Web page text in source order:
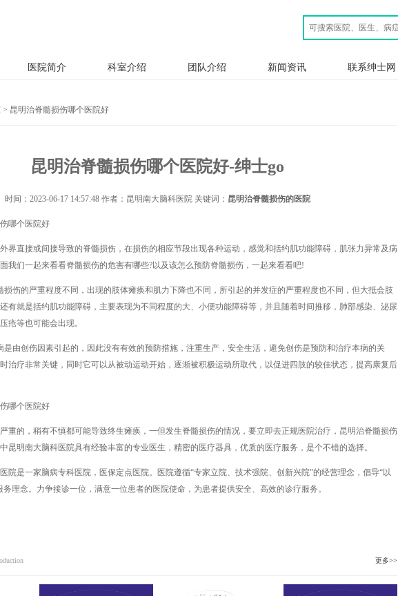
医院简介 科室介绍 团队介绍 新闻资讯 联系绅士网
> 昆明治脊髓损伤哪个医院好
昆明治脊髓损伤哪个医院好-绅士go
时间： 2023-06-17 14:57:48作者：昆明南大脑科医院 关键词： 昆明治脊髓损伤的医院
哪个医院好
直接或间接导致的脊髓损伤，在损伤的相应节段出现各种运动，感觉和括约肌功能障碍，肌张力异常及病
我们一起来看看脊髓损伤的危害有哪些?以及该怎么预防脊髓损伤，一起来看看吧!
的严重程度不同，出现的肢体瘫痪和肌力下降也不同，所引起的并发症的严重程度也不同，但大抵会肢
有就是括约肌功能障碍，主要表现为不同程度的大、小便功能障碍等，并且随着时间推移，肺部感染、泌尿
疮等也可能会出现。
创伤因素引起的，因此没有有效的预防措施，注重生产，安全生活，避免创伤是预防和治疗本病的关
治疗非常关键，同时它可以从被动运动开始，逐渐被积极运动所取代，以促进四肢的较佳状态，提高康复后
哪个医院好
的，稍有不慎都可能导致终生瘫痪，一但发生脊髓损伤的情况，要立即去正规医院治疗，昆明治脊髓损伤
昆明南大脑科医院具有经验丰富的专业医生，精密的医疗器具，优质的医疗服务，是个不错的选择。
是一家脑病专科医院，医保定点医院。医院遵循“专家立院、技术强院、创新兴院”的经营理念，倡导“以
务理念。力争接诊一位，满意一位患者的医院使命，为患者提供安全、高效的诊疗服务。
更多>>